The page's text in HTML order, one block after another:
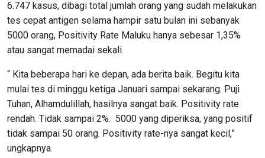
6.747 kasus, dibagi total jumlah orang yang sudah melakukan
tes cepat antigen selama hampir satu bulan ini sebanyak
5000 orang, Positivity Rate Maluku hanya sebesar 1,35%
atau sangat memadai sekali.
“ Kita beberapa hari ke depan, ada berita baik. Begitu kita
mulai tes di minggu ketiga Januari sampai sekarang. Puji
Tuhan, Alhamdulillah, hasilnya sangat baik. Positivity rate
rendah. Tidak sampai 2%. 5000 yang diperiksa, yang positif
tidak sampai 50 orang. Positivity rate-nya sangat kecil,”
ungkapnya.